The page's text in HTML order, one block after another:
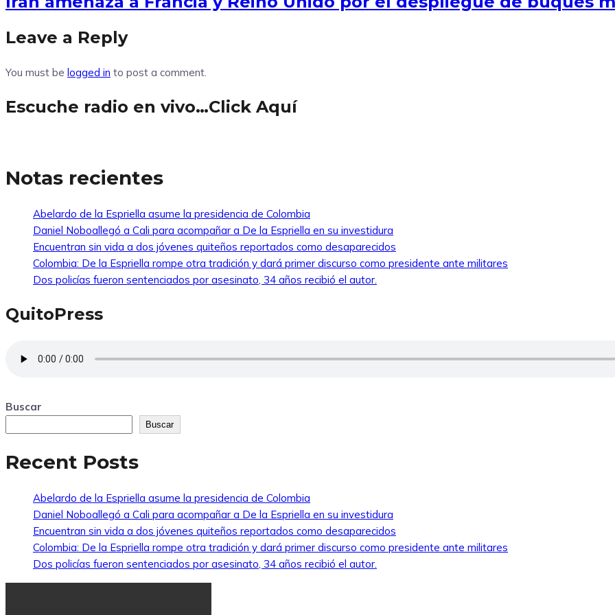
Leave a Reply
You must be logged in to post a comment.
Escuche radio en vivo…Click Aquí
Notas recientes
Abelardo de la Espriella asume la presidencia de Colombia
Daniel Noboallegó a Cali para acompañar a De la Espriella en su investidura
Encuentran sin vida a dos jóvenes quiteños reportados como desaparecidos
Colombia: De la Espriella rompe otra tradición y dará primer discurso como presidente ante militares
Dos policías fueron sentenciados por asesinato, 34 años recibió el autor.
QuitoPress
Buscar
Buscar
Recent Posts
Abelardo de la Espriella asume la presidencia de Colombia
Daniel Noboallegó a Cali para acompañar a De la Espriella en su investidura
Encuentran sin vida a dos jóvenes quiteños reportados como desaparecidos
Colombia: De la Espriella rompe otra tradición y dará primer discurso como presidente ante militares
Dos policías fueron sentenciados por asesinato, 34 años recibió el autor.